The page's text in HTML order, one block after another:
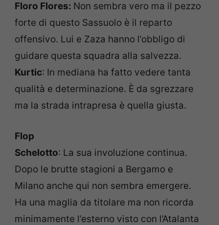
Floro Flores: Non sembra vero ma il pezzo
forte di questo Sassuolo è il reparto
offensivo. Lui e Zaza hanno l’obbligo di
guidare questa squadra alla salvezza.
Kurtic: In mediana ha fatto vedere tanta
qualità e determinazione. È da sgrezzare
ma la strada intrapresa è quella giusta.
Flop
Schelotto: La sua involuzione continua.
Dopo le brutte stagioni a Bergamo e
Milano anche qui non sembra emergere.
Ha una maglia da titolare ma non ricorda
minimamente l’esterno visto con l’Atalanta